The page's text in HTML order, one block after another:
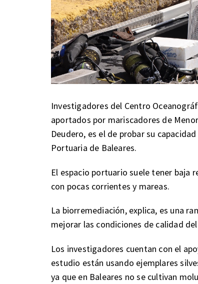
Investigadores del Centro
aportados por mariscadores de
Deudero, es el de probar su
Portuaria de Baleares.
El espacio portuario suele tener baja
con pocas corrientes y mareas.
La biorremediación, explica, es una
mejorar las condiciones de calidad
Los investigadores cuentan con el
estudio están usando ejemplares
ya que en Baleares no se cultivan